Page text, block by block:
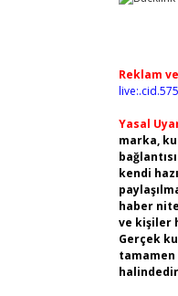
Reklam
Yasal
marka,
kendi
haber
ve kişiler
Gerçek